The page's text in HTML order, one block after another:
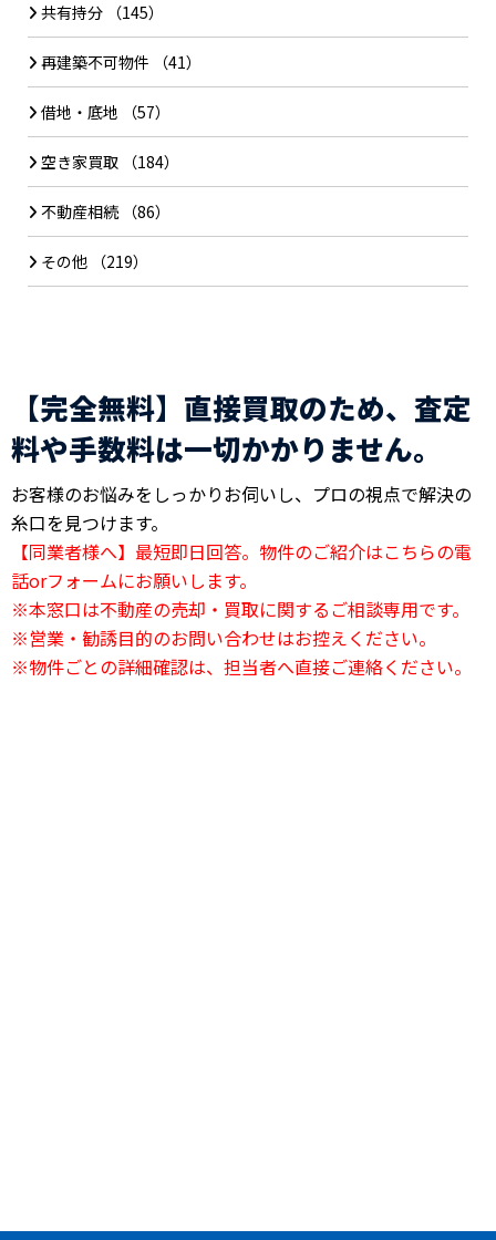
共有持分 （145）
再建築不可物件 （41）
借地・底地 （57）
空き家買取 （184）
不動産相続（86）
その他 （219）
【完全無料】直接買取のため、査定
料や手数料は一切かかりません。
お客様のお悩みをしっかりお伺いし、プロの視点で解決の
糸口を見つけます。
【同業者様へ】最短即日回答。物件のご紹介はこちらの電
話orフォームにお願いします。
※本窓口は不動産の売却・買取に関するご相談専用です。
※営業・勧誘目的のお問い合わせはお控えください。
※物件ごとの詳細確認は、担当者へ直接ご連絡ください。